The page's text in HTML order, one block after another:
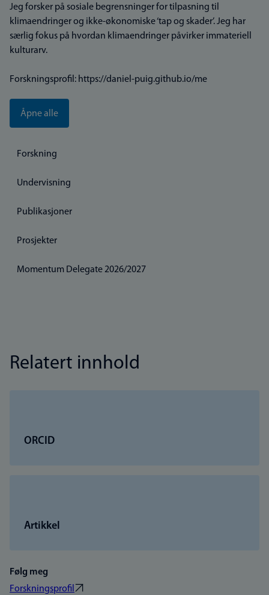
Jeg forsker på sosiale begrensninger for tilpasning til
klimaendringer og ikke-økonomiske ‘tap og skader’. Jeg har
særlig fokus på hvordan klimaendringer påvirker immateriell
kulturarv.
Forskningsprofil: https://daniel-puig.github.io/me
Åpne alle
Forskning
Undervisning
Publikasjoner
Prosjekter
Momentum Delegate 2026/2027
Relatert innhold
ORCID
Artikkel
Følg meg
Forskningsprofil